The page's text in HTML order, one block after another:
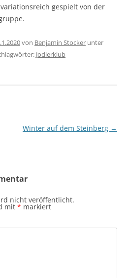
gespielt von der
von Benjamin Stocker unter
Jodlerklub
Winter auf dem Steinberg →
nicht veröffentlicht.
mit * markiert